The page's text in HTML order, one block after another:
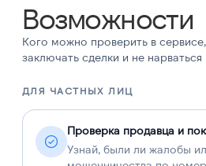
Возможности
Кого можно проверить в
заключать сделки и не
ДЛЯ ЧАСТНЫХ ЛИЦ
Проверка продавца и
Узнай, были ли жалобы